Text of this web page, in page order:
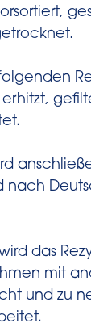
nach
das
mit
und zu